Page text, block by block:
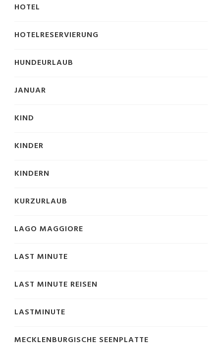
HOTEL
HOTELRESERVIERUNG
HUNDEURLAUB
JANUAR
KIND
KINDER
KINDERN
KURZURLAUB
LAGO MAGGIORE
LAST MINUTE
LAST MINUTE REISEN
LASTMINUTE
MECKLENBURGISCHE SEENPLATTE